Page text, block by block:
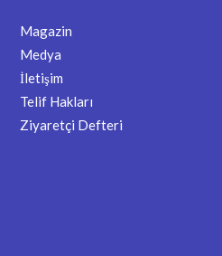
Magazin
Medya
İletişim
Telif Hakları
Ziyaretçi Defteri